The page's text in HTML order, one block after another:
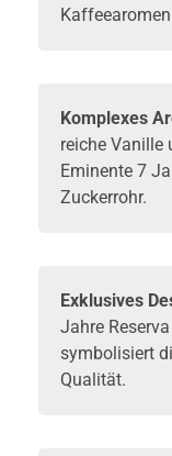
Komplexes
reiche Vanille
Eminente 7
Zuckerrohr.
Exklusives
Jahre
symbolisiert
Qualität.